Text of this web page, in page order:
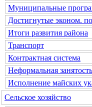
Муниципальные
Достигнутые эконом.
Итоги развития района
Транспорт
Контрактная система
Неформальная занятость
Исполнение майских
Сельское хозяйство